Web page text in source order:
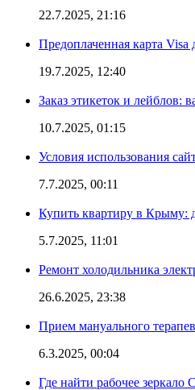
22.7.2025, 21:16
Предоплаченная карта
19.7.2025, 12:40
Заказ этикеток и лейблов:
10.7.2025, 01:15
Условия использования
7.7.2025, 00:11
Купить квартиру в Крыму:
5.7.2025, 11:01
Ремонт холодильника
26.6.2025, 23:38
Прием мануального
6.3.2025, 00:04
Где найти рабочее зеркало